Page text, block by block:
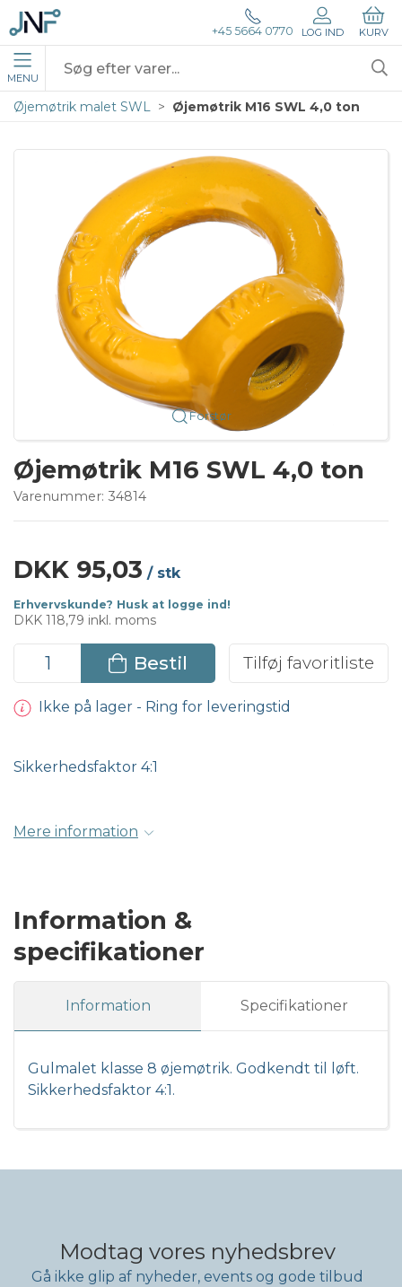
+45 5664 0770 LOG IND KURV
MENU
Øjemøtrik malet SWL Øjemøtrik M16 SWL 4,0 ton
Forstør
Øjemøtrik M16 SWL 4,0 ton
Varenummer: 34814
DKK 95,03 / stk
Erhvervskunde? Husk at logge ind!
DKK 118,79 inkl. moms
Bestil Tilføj favoritliste
Ikke på lager - Ring for leveringstid
Sikkerhedsfaktor 4:1
Mere information
Information &
specifikationer
Information Specifikationer
Gulmalet klasse 8 øjemøtrik. Godkendt til løft.
Sikkerhedsfaktor 4:1.
Modtag vores nyhedsbrev
Gå ikke glip af nyheder, events og gode tilbud